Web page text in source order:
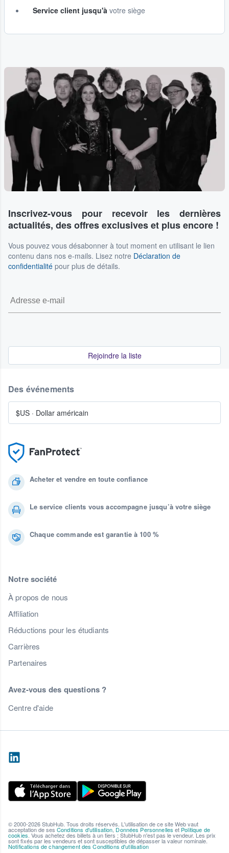
Service client jusqu'à votre siège
Inscrivez-vous pour recevoir les dernières
actualités, des offres exclusives et plus encore !
Vous pouvez vous désabonner à tout moment en utilisant le lien
contenu dans nos e-mails. Lisez notre Déclaration de
confidentialité pour plus de détails.
Rejoindre la liste
Acheter et vendre en toute confiance
Le service clients vous accompagne jusqu’à votre siège
Chaque commande est garantie à 100 %
Notre société
À propos de nous
Affiliation
Réductions pour les étudiants
Carrières
Partenaires
Avez-vous des questions ?
Centre d'aide
Des événements
$US · Dollar américain
© 2000-2026 StubHub. Tous droits réservés. L'utilisation de ce site Web vaut
acceptation de sesConditions d'utilisation,Données Personnelles etPolitique de
cookies. Vous achetez des billets à un tiers ; StubHub n'est pas le vendeur. Les prix
sont fixés par les vendeurs et sont susceptibles de dépasser la valeur nominale.
Notifications de changement des Conditions d'utilisation